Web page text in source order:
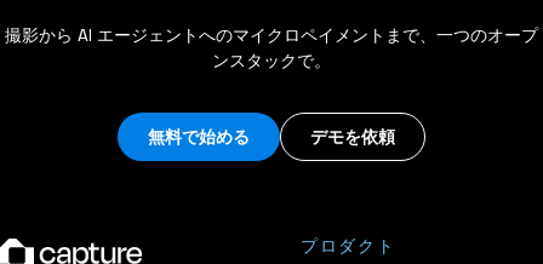
撮影から AI エージェントへのマイクロペイメントまで、一つのオープ
ンスタックで。
無料で始める デモを依頼
プロダクト